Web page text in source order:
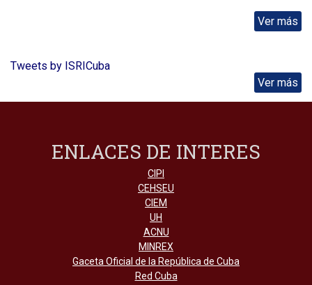
Ver más
Tweets by ISRICuba
Ver más
ENLACES DE INTERES
CIPI
CEHSEU
CIEM
UH
ACNU
MINREX
Gaceta Oficial de la República de Cuba
Red Cuba